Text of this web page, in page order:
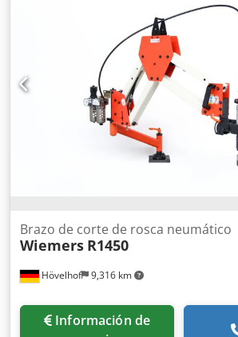
Equipamiento: - Incluye 7 insertos para
20111812 DIN 371 19 •M6 20111823 DIN
20111824 DIN 371 31 •M10 20111826
20111827 DIN 376 31 •M16 20111829
Iopfx Aiysha •M20 20111831 DIN 376 31 -
reguladora con lubricación - Incluye
Conexión de adaptador tamaño 2 -
abatible 90° vertical hacia abajo -
montado sobre cojinete, giratorio 360° -
instrucciones en alemán * Sin mesa de
Hövelhof 9,316 km
Brazo de corte de rosca neumático
Wiemers R1450
Información de